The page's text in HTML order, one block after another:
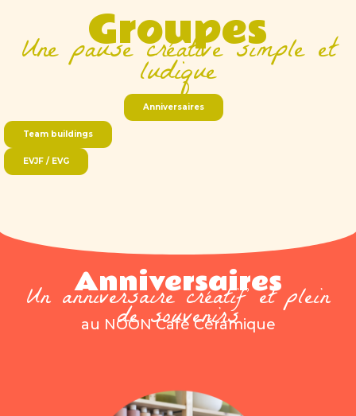
Groupes
Une pause créative simple et
ludique
Anniversaires
Team buildings
EVJF / EVG
Anniversaires
Un anniversaire créatif et plein
de souvenirs
au NOON Café Céramique